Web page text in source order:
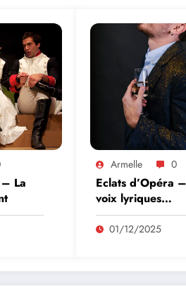
La
Armelle 0
Eclats d’Opéra
voix lyriques
masculines
01/12/2025